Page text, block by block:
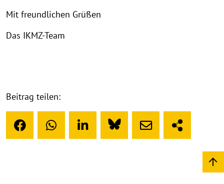
Mit freundlichen Grüßen
Das IKMZ-Team
Beitrag teilen: